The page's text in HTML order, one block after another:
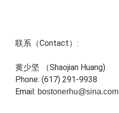
联系（Contact）:
黄少坚 （Shaojian Huang)
Phone: (617) 291-9938
Email: bostonerhu@sina.com